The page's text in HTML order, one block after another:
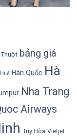
bảng giá
Huế Hàn Quốc Hà
Nha Trang
Airways
Tuy Hòa Vietjet